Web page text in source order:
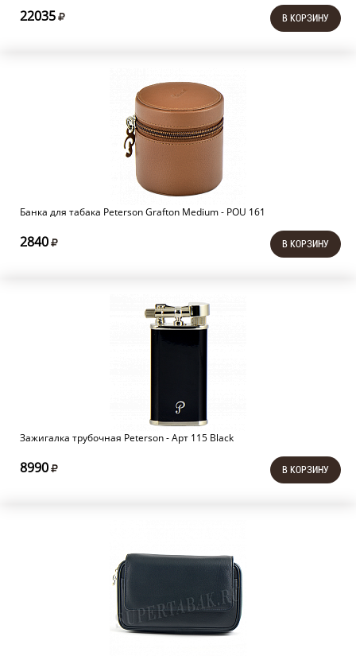
22035 В КОРЗИНУ
Банка для табака Peterson Grafton Medium - POU 161
2840 В КОРЗИНУ
Зажигалка трубочная Peterson - Арт 115 Black
8990 В КОРЗИНУ